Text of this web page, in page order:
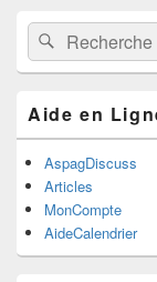
Recherche :Rechercher
Aide en
AspagDiscuss
Articles
MonCompte
AideCalendrier